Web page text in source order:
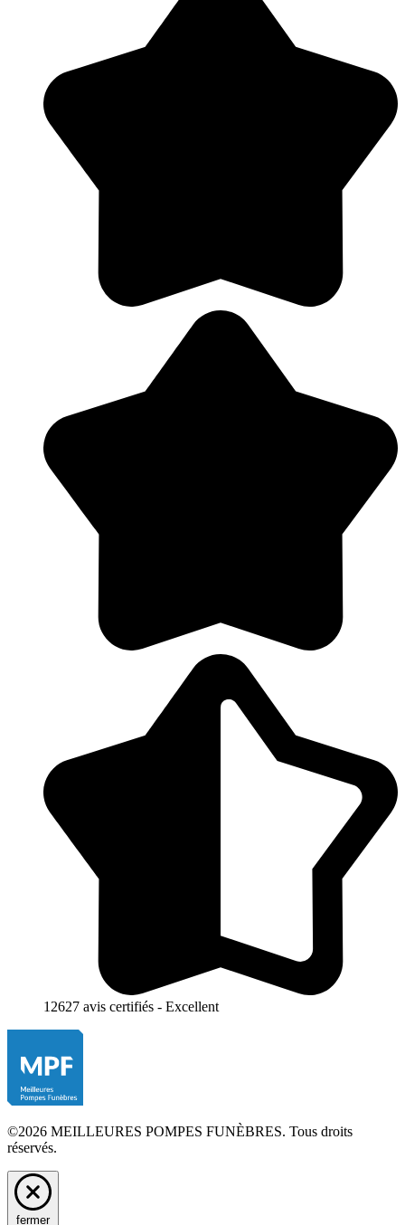
12627 avis certifiés - Excellent
©2026 MEILLEURES POMPES FUNÈBRES. Tous droits
réservés.
fermer